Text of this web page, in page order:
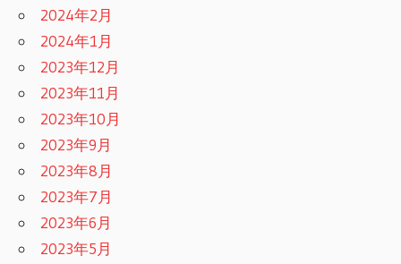
2024年2月
2024年1月
2023年12月
2023年11月
2023年10月
2023年9月
2023年8月
2023年7月
2023年6月
2023年5月